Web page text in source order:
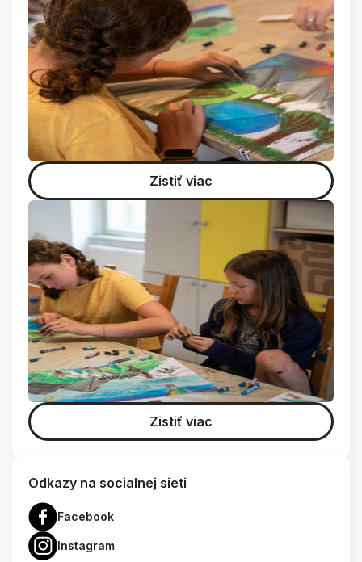
Zistiť viac
Zistiť viac
Odkazy na socialnej sieti
Facebook
Instagram